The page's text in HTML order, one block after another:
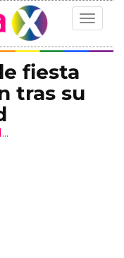
Toggle
fiesta
tras su